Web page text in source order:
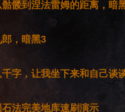
髅到涅法雷姆的距离，暗
，暗黑3
字，让我坐下来和自己谈
法完美地库速刷演示